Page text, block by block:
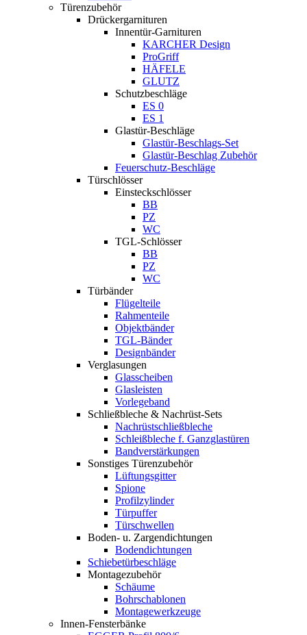
Türenzubehör
Drückergarnituren
Innentür-Garnituren
KARCHER Design
ProGriff
HÄFELE
GLUTZ
Schutzbeschläge
ES 0
ES 1
Glastür-Beschläge
Glastür-Beschlags-Set
Glastür-Beschlag Zubehör
Feuerschutz-Beschläge
Türschlösser
Einsteckschlösser
BB
PZ
WC
TGL-Schlösser
BB
PZ
WC
Türbänder
Flügelteile
Rahmenteile
Objektbänder
TGL-Bänder
Designbänder
Verglasungen
Glasscheiben
Glasleisten
Vorlegeband
Schließbleche & Nachrüst-Sets
Nachrüstschließbleche
Schleißbleche f. Ganzglastüren
Bandverstärkungen
Sonstiges Türenzubehör
Lüftungsgitter
Spione
Profilzylinder
Türpuffer
Türschwellen
Boden- u. Zargendichtungen
Bodendichtungen
Schiebetürbeschläge
Montagezubehör
Schäume
Bohrschablonen
Montagewerkzeuge
Innen-Fensterbänke